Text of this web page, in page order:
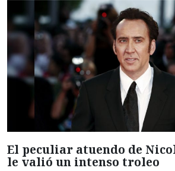
El peculiar atuendo de
le valió un intenso troleo